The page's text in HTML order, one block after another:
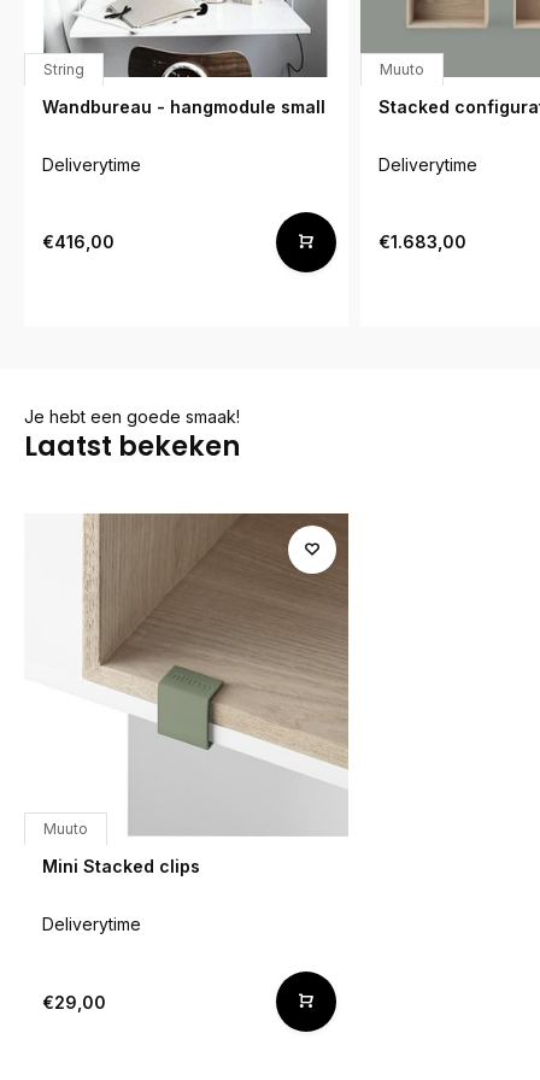
String
Wandbureau - hangmodule small
Deliverytime
€416,00
Muuto
Stacked
Deliverytime
€1.683,00
Je hebt een goede smaak!
Laatst bekeken
Muuto
Mini Stacked clips
Deliverytime
€29,00